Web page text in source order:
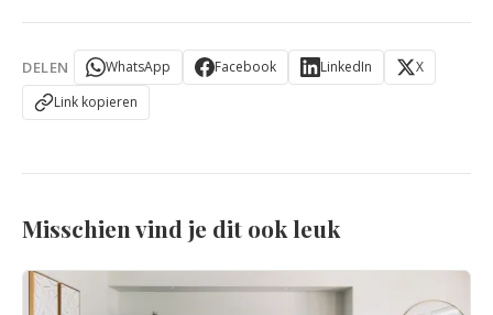
DELEN WhatsApp Facebook LinkedIn
X
Link kopieren
Misschien vind je dit ook leuk